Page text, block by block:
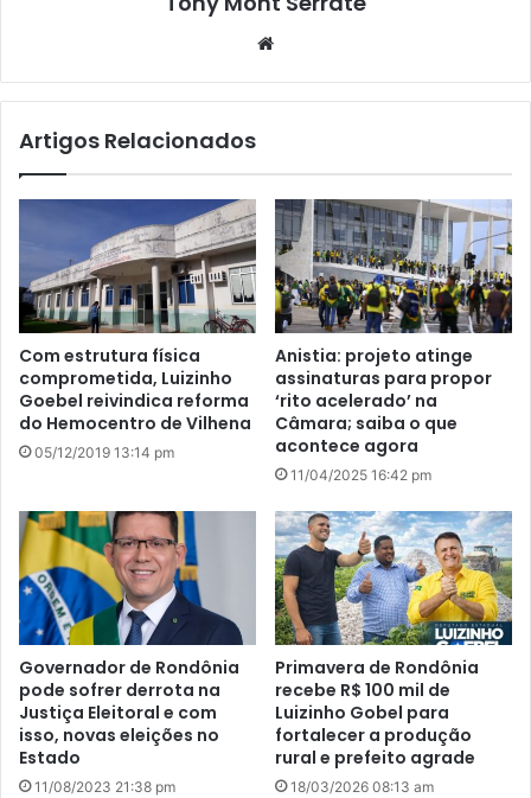
te
Artigos Relacionados
Com estrutura física
comprometida, Luizinho
Goebel reivindica reforma
do Hemocentro de Vilhena
05/12/2019 13:14 pm
Anistia: projeto atinge
assinaturas para propor
‘rito acelerado’ na
Câmara; saiba o que
acontece agora
11/04/2025 16:42 pm
Governador de Rondônia
pode sofrer derrota na
Justiça Eleitoral e com
isso, novas eleições no
Estado
11/08/2023 21:38 pm
Primavera de Rondônia
recebe R$ 100 mil de
Luizinho Gobel para
fortalecer a produção
rural e prefeito agrade
18/03/2026 08:13 am